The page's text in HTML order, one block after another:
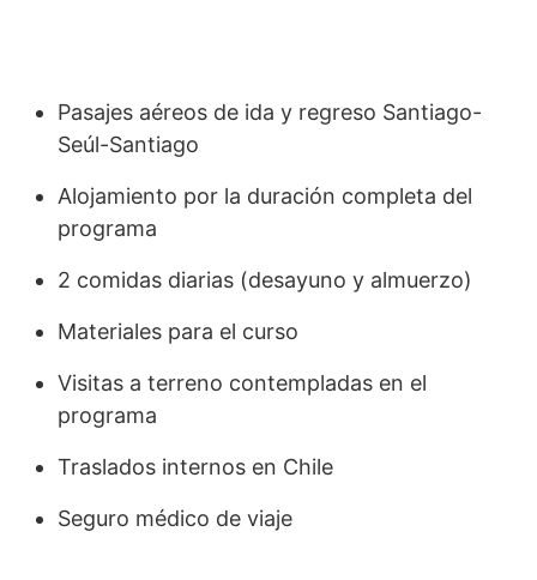
Pasajes aéreos de ida y regreso Santiago-
Seúl-Santiago
Alojamiento por la duración completa del
programa
2 comidas diarias (desayuno y almuerzo)
Materiales para el curso
Visitas a terreno contempladas en el
programa
Traslados internos en Chile
Seguro médico de viaje